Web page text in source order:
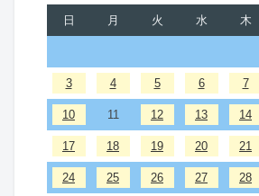
日 月 火 水 木
3 4 5 6 7
10 11 12 13 14
17 18 19 20 21
24 25 26 27 28